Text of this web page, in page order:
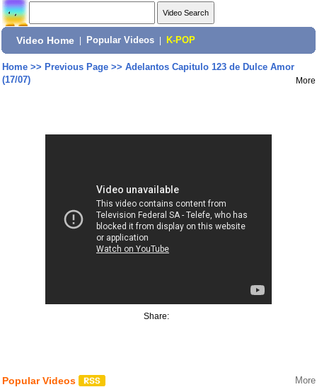
Video Home Popular Videos K-POP
Home>> Previous Page>> Adelantos Capitulo 123 de Dulce Amor
(17/07)
More
Share:
Popular Videos More